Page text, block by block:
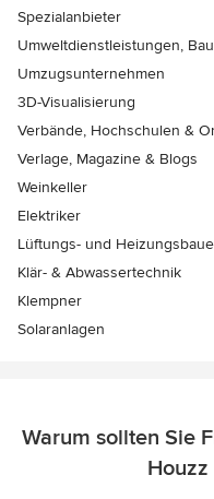
Spezialanbieter
Umweltdienstleistungen,
Umzugsunternehmen
3D-Visualisierung
Verbände, Hochschulen &
Verlage, Magazine & Blogs
Weinkeller
Elektriker
Lüftungs- und
Klär- & Abwassertechnik
Klempner
Solaranlagen
Warum sollten Sie